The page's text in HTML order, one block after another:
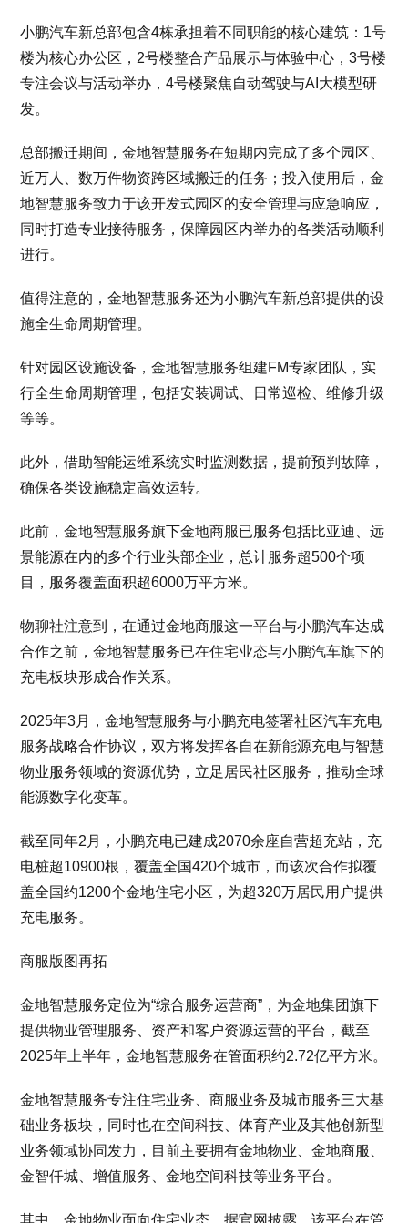
小鹏汽车新总部包含4栋承担着不同职能的核心建筑：1号
楼为核心办公区，2号楼整合产品展示与体验中心，3号楼
专注会议与活动举办，4号楼聚焦自动驾驶与AI大模型研
发。
总部搬迁期间，金地智慧服务在短期内完成了多个园区、
近万人、数万件物资跨区域搬迁的任务；投入使用后，金
地智慧服务致力于该开发式园区的安全管理与应急响应，
同时打造专业接待服务，保障园区内举办的各类活动顺利
进行。
值得注意的，金地智慧服务还为小鹏汽车新总部提供的设
施全生命周期管理。
针对园区设施设备，金地智慧服务组建FM专家团队，实
行全生命周期管理，包括安装调试、日常巡检、维修升级
等等。
此外，借助智能运维系统实时监测数据，提前预判故障，
确保各类设施稳定高效运转。
此前，金地智慧服务旗下金地商服已服务包括比亚迪、远
景能源在内的多个行业头部企业，总计服务超500个项
目，服务覆盖面积超6000万平方米。
物聊社注意到，在通过金地商服这一平台与小鹏汽车达成
合作之前，金地智慧服务已在住宅业态与小鹏汽车旗下的
充电板块形成合作关系。
2025年3月，金地智慧服务与小鹏充电签署社区汽车充电
服务战略合作协议，双方将发挥各自在新能源充电与智慧
物业服务领域的资源优势，立足居民社区服务，推动全球
能源数字化变革。
截至同年2月，小鹏充电已建成2070余座自营超充站，充
电桩超10900根，覆盖全国420个城市，而该次合作拟覆
盖全国约1200个金地住宅小区，为超320万居民用户提供
充电服务。
商服版图再拓
金地智慧服务定位为“综合服务运营商”，为金地集团旗下
提供物业管理服务、资产和客户资源运营的平台，截至
2025年上半年，金地智慧服务在管面积约2.72亿平方米。
金地智慧服务专注住宅业务、商服业务及城市服务三大基
础业务板块，同时也在空间科技、体育产业及其他创新型
业务领域协同发力，目前主要拥有金地物业、金地商服、
金智仟城、增值服务、金地空间科技等业务平台。
其中，金地物业面向住宅业态，据官网披露，该平台在管